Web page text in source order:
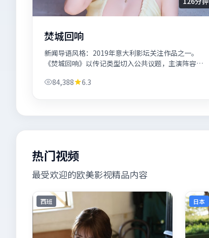
焚城回响
新闻导语风格：2019年意大利影坛关注作品之一。
《焚城回响》以传记类型切入公共议题，主演阵容含
84,388
6.3
热门视频
最受欢迎的欧美影视精品内容
西班 日本